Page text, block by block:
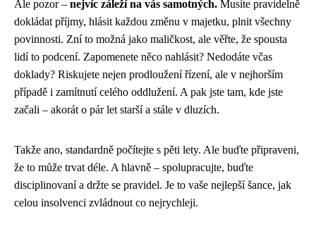
Ale pozor – nejvíc záleží na vás samotných. Musíte pravidelně
dokládat příjmy, hlásit každou změnu v majetku, plnit všechny
povinnosti. Zní to možná jako maličkost, ale věřte, že spousta
lidí to podcení. Zapomenete něco nahlásit? Nedodáte včas
doklady? Riskujete nejen prodloužení řízení, ale v nejhorším
případě i zamítnutí celého oddlužení. A pak jste tam, kde jste
začali – akorát o pár let starší a stále v dluzích.
Takže ano, standardně počítejte s pěti lety. Ale buďte připraveni,
že to může trvat déle. A hlavně – spolupracujte, buďte
disciplinovaní a držte se pravidel. Je to vaše nejlepší šance, jak
celou insolvenci zvládnout co nejrychleji.